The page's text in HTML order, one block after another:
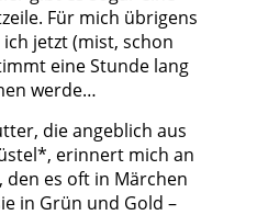
Für mich übrigens
jetzt (mist, schon
eine Stunde lang
werde…
die angeblich aus
erinnert mich an
den es oft in Märchen
in Grün und Gold –